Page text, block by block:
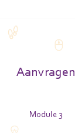
Aanvragen
Module 3